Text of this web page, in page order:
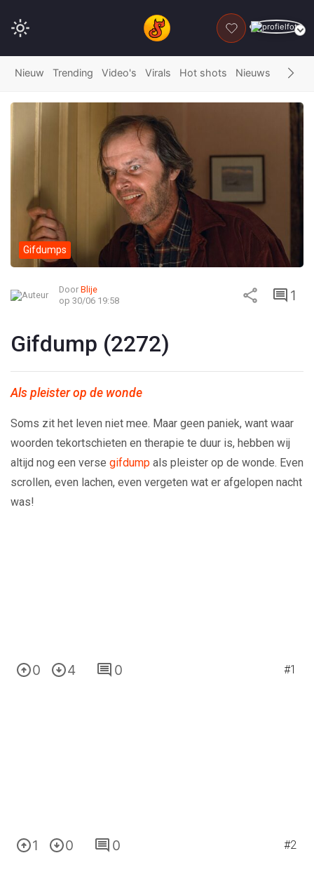
DONEER
Nieuw Trending Video's Virals Hot shots Nieuws Fails
Gifdumps
Door Blije
op 30/06 19:58
1
Gifdump (2272)
Als pleister op de wonde
Soms zit het leven niet mee. Maar geen paniek, want waar
woorden tekortschieten en therapie te duur is, hebben wij
altijd nog een verse gifdump als pleister op de wonde. Even
scrollen, even lachen, even vergeten wat er afgelopen nacht
was!
0 4 0 #1
1 0 0 #2